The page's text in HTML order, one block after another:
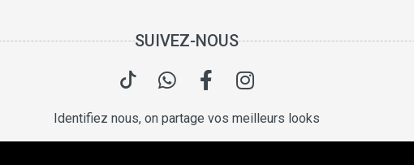
SUIVEZ-NOUS
Identifiez nous, on partage vos meilleurs looks